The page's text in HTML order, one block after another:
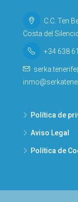
C.C. Ten
Costa del
+34 638
Política de
Aviso Legal
Política de